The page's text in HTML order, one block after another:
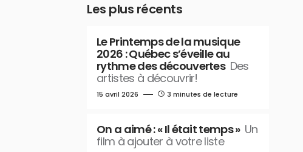
Les plus récents
Le Printemps de la musique
2026 : Québec s’éveille au
rythme des découvertes Des
artistes à découvrir!
15 avril 2026 3 minutes de lecture
On a aimé : « Il était temps » Un
film à ajouter à votre liste